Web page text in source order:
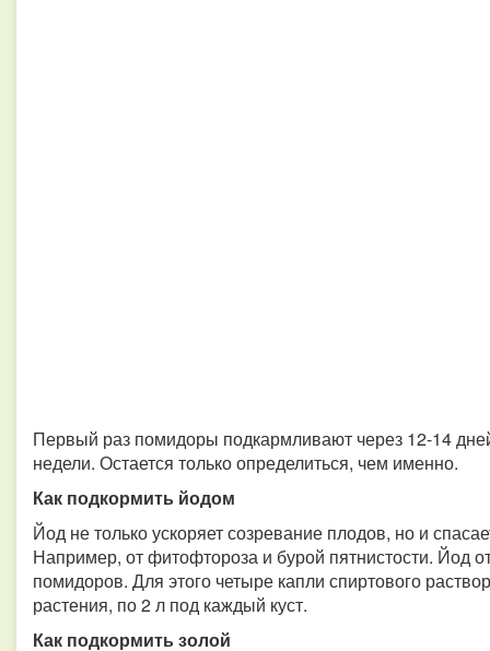
Первый раз помидоры подкармливают через 12-14
недели. Остается только определиться, чем именно.
Как подкормить йодом
Йод не только ускоряет созревание плодов, но и
Например, от фитофтороза и бурой пятнистости. Йод
помидоров. Для этого четыре капли спиртового
растения, по 2 л под каждый куст.
Как подкормить золой